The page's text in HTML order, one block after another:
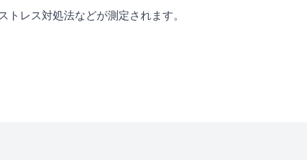
レス対処法などが測定されます。